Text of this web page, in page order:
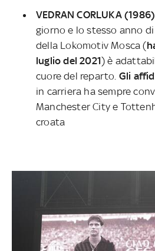
VEDRAN CORLUKA
giorno e lo stesso anno
della Lokomotiv Mosca (
luglio del 2021) è
cuore del reparto. Gli
in carriera ha sempre
Manchester City e
croata